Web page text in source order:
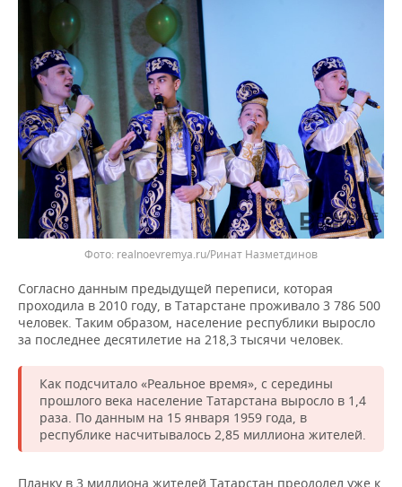
Фото: realnoevremya.ru/Ринат Назметдинов
Согласно данным предыдущей переписи, которая
проходила в 2010 году, в Татарстане проживало 3 786 500
человек. Таким образом, население республики выросло
за последнее десятилетие на 218,3 тысячи человек.
Как подсчитало «Реальное время», с середины
прошлого века население Татарстана выросло в 1,4
раза. По данным на 15 января 1959 года, в
республике насчитывалось 2,85 миллиона жителей.
Планку в 3 миллиона жителей Татарстан преодолел уже к